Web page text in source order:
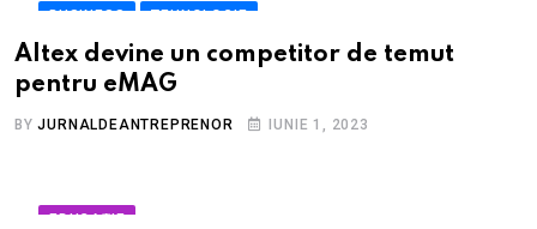
BUSINESS TEHNOLOGIE
Altex devine un competitor de temut
pentru eMAG
BYJURNALDEANTREPRENOR IUNIE 1, 2023
EDUCAȚIE